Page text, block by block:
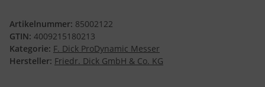
Artikelnummer: 85002122
GTIN: 4009215180213
Kategorie: F. Dick ProDynamic Messer
Hersteller: Friedr. Dick GmbH & Co. KG